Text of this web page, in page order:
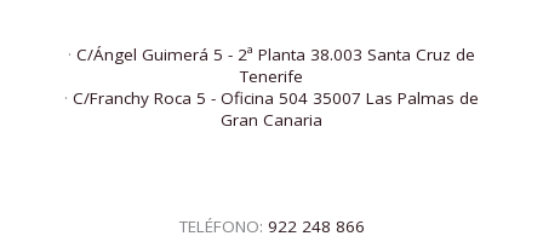
· C/Ángel Guimerá 5 - 2ª Planta 38.003 Santa Cruz de
Tenerife
· C/Franchy Roca 5 - Oficina 504 35007 Las Palmas de
Gran Canaria
TELÉFONO: 922 248 866